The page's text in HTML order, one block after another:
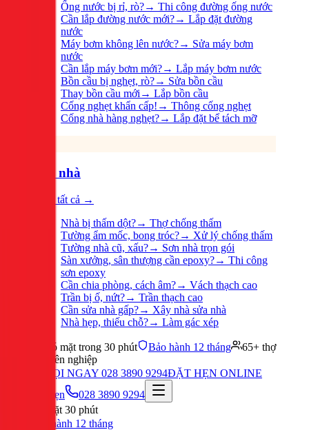
Ống nước bị rỉ, rò?→ Thi công đường ống nước
Cần lắp đường nước mới?→ Lắp đặt đường
nước
Máy bơm không lên nước?→ Sửa máy bơm
nước
Cần lắp máy bơm mới?→ Lắp máy bơm nước
Bồn cầu bị nghẹt, rò?→ Sửa bồn cầu
Thay bồn cầu mới → Lắp bồn cầu
Cống nghẹt khẩn cấp! → Thông cống nghẹt
Cống nhà hàng nghẹt?→ Lắp đặt bể tách mỡ
Sửa nhà
Xem tất cả →
Nhà bị thấm dột?→ Thợ chống thấm
Tường ẩm mốc, bong tróc?→ Xử lý chống thấm
Tường nhà cũ, xấu?→ Sơn nhà trọn gói
Sàn xưởng, sân thượng cần epoxy?→ Thi công
sơn epoxy
Cần chia phòng, cách âm?→ Vách thạch cao
Trần bị ố, nứt?→ Trần thạch cao
Cần sửa nhà gấp?→ Xây nhà sửa nhà
Nhà hẹp, thiếu chỗ?→ Làm gác xép
Có mặt trong 30 phút Bảo hành 12 tháng
65+ thợ
chuyên nghiệp
GỌI NGAY 028 3890 9294ĐẶT HẸN ONLINE
Đặt hẹn
028 3890 9294
Có mặt 30 phút
Bảo hành 12 tháng